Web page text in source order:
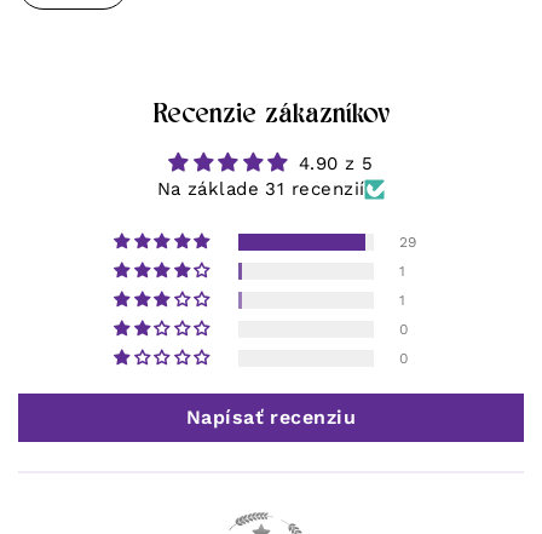
Recenzie zákazníkov
4.90 z 5
Na základe 31 recenzií
29
1
1
0
0
Napísať recenziu